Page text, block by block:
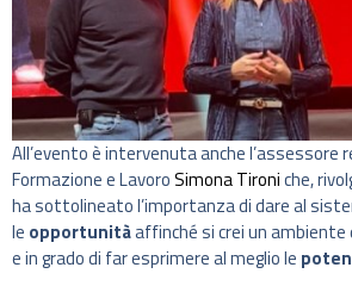
All’evento è intervenuta anche l’assessore
Formazione e LavoroSimona Tironiche,
ha sottolineato l’importanza di dare al
le opportunitàaffinché si crei un ambiente
e in grado di far esprimere al meglio le